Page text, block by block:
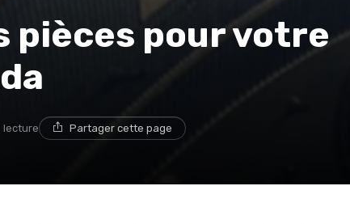
pièces pour votre
lecture Partager cette page